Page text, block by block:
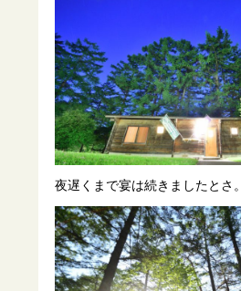
夜遅くまで宴は続きましたとさ。